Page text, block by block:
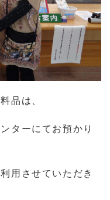
品は、
ターにてお預かり
用させていただき